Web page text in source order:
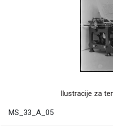
Ilustracije za
MS_33_A_05